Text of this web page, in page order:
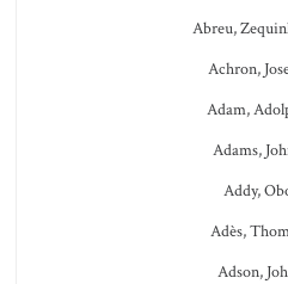
Abreu,
Achron,
Adam,
Adams,
Addy,
Adès,
Adson,